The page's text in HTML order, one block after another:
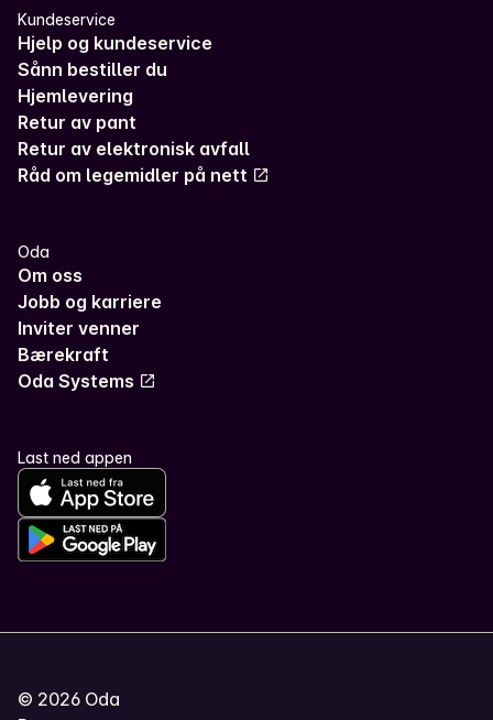
Kundeservice
Hjelp og kundeservice
Sånn bestiller du
Hjemlevering
Retur av pant
Retur av elektronisk avfall
Råd om legemidler på nett
Oda
Om oss
Jobb og karriere
Inviter venner
Bærekraft
Oda Systems
Last ned appen
© 2026 Oda